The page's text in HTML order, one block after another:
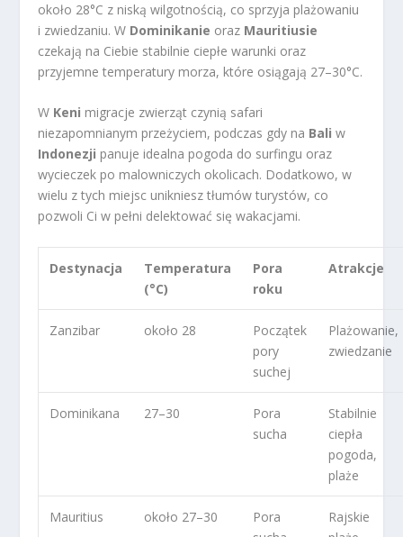
około 28°C z niską wilgotnością, co sprzyja plażowaniu
i zwiedzaniu. W Dominikanie oraz Mauritiusie
czekają na Ciebie stabilnie ciepłe warunki oraz
przyjemne temperatury morza, które osiągają 27–30°C.
W Keni migracje zwierząt czynią safari
niezapomnianym przeżyciem, podczas gdy na Bali w
Indonezji panuje idealna pogoda do surfingu oraz
wycieczek po malowniczych okolicach. Dodatkowo, w
wielu z tych miejsc unikniesz tłumów turystów, co
pozwoli Ci w pełni delektować się wakacjami.
Destynacja
Temperatura
(°C)
Pora
roku
Atrakcje
Zanzibar około 28
Początek
pory
suchej
Plażowanie,
zwiedzanie
Dominikana 27–30
Pora
sucha
Stabilnie
ciepła
pogoda,
plaże
Mauritius około 27–30
Pora
Rajskie